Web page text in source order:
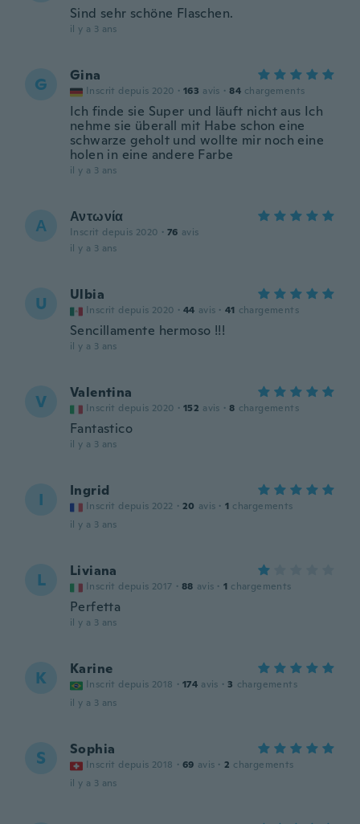
Sind sehr schöne Flaschen.
il y a 3 ans
G Gina
Inscrit depuis 2020 · 163 avis · 84 chargements
Ich finde sie Super und läuft nicht aus Ich
nehme sie überall mit Habe schon eine
schwarze geholt und wollte mir noch eine
holen in eine andere Farbe
il y a 3 ans
Α Αντωνία
Inscrit depuis 2020 · 76 avis
il y a 3 ans
U Ulbia
Inscrit depuis 2020 · 44 avis · 41 chargements
Sencillamente hermoso !!!
il y a 3 ans
V Valentina
Inscrit depuis 2020 · 152 avis · 8 chargements
Fantastico
il y a 3 ans
I Ingrid
Inscrit depuis 2022 · 20 avis · 1 chargements
il y a 3 ans
L Liviana
Inscrit depuis 2017 · 88 avis · 1 chargements
Perfetta
il y a 3 ans
K Karine
Inscrit depuis 2018 · 174 avis · 3 chargements
il y a 3 ans
S Sophia
Inscrit depuis 2018 · 69 avis · 2 chargements
il y a 3 ans